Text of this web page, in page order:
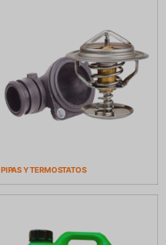
PIPAS Y TERMOSTATOS